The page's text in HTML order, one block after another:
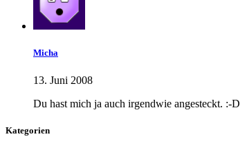
Micha
13. Juni 2008
Du hast mich ja auch irgendwie angesteckt. :-D
Kategorien